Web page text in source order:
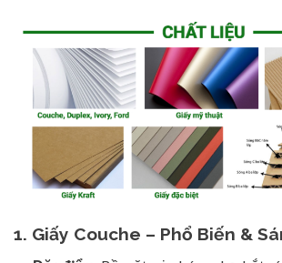
1. Giấy Couche – Phổ Biến &